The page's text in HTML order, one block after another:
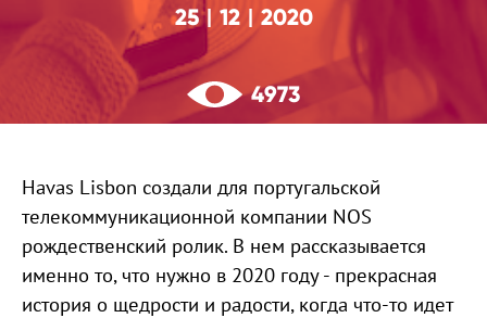
25 12 2020
4973
Havas Lisbon создали для португальской
телекоммуникационной компании NOS
рождественский ролик. В нем рассказывается
именно то, что нужно в 2020 году - прекрасная
история о щедрости и радости, когда что-то идет